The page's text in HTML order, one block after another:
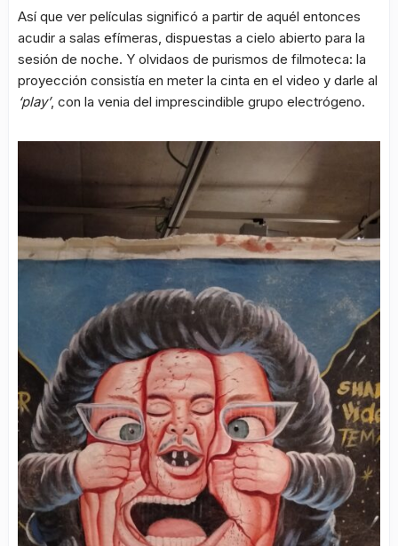
Así que ver películas significó a partir de aquél entonces
acudir a salas efímeras, dispuestas a cielo abierto para la
sesión de noche. Y olvidaos de purismos de filmoteca: la
proyección consistía en meter la cinta en el video y darle al
‘play’, con la venia del imprescindible grupo electrógeno.